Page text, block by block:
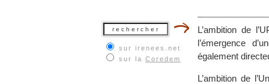
sur irenees.net
sur la Coredem
L’ambition de
l’émergence
également
L’ambition de